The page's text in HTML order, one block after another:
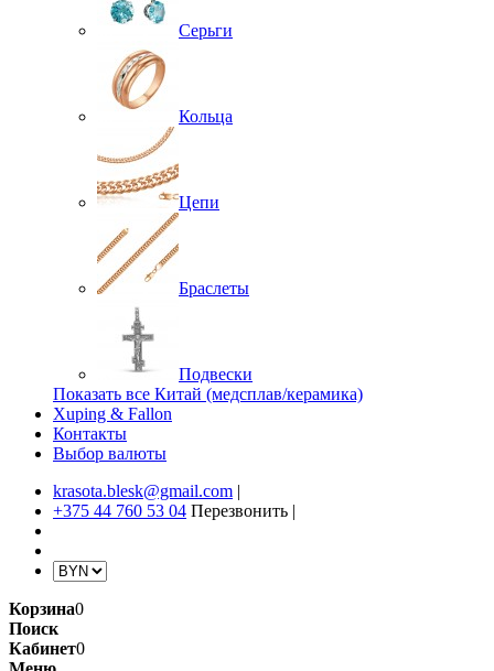
Серьги
Кольца
Цепи
Браслеты
Подвески
Показать все Китай (медсплав/керамика)
Xuping & Fallon
Контакты
Выбор валюты
krasota.blesk@gmail.com |
+375 44 760 53 04 Перезвонить |
Корзина0
Поиск
Кабинет0